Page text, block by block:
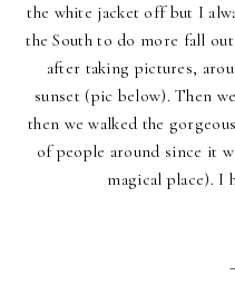
the white jacket off but I
the South to do more fall
after taking pictures,
sunset (pic below). Then
then we walked the
of people around since it
magical place). I